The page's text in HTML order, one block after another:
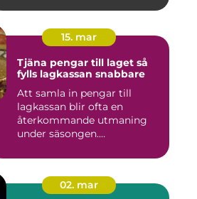
15. mar
Tjäna pengar till laget så
fylls lagkassan snabbare
Att samla in pengar till
lagkassan blir ofta en
återkommande utmaning
under säsongen.
02. mar